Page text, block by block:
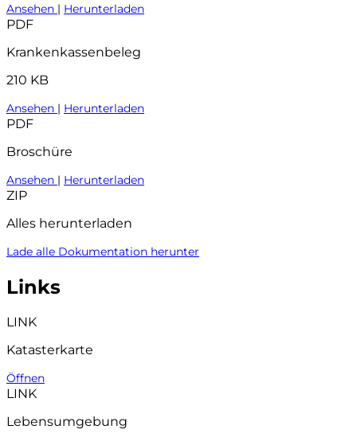
Ansehen | Herunterladen
PDF
Krankenkassenbeleg
210 KB
Ansehen | Herunterladen
PDF
Broschüre
Ansehen | Herunterladen
ZIP
Alles herunterladen
Lade alle Dokumentation herunter
Links
LINK
Katasterkarte
Öffnen
LINK
Lebensumgebung